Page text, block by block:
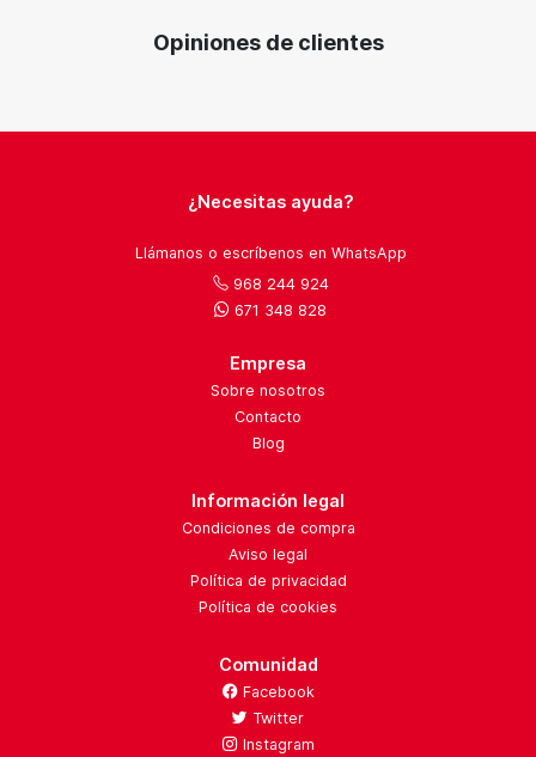
Opiniones de clientes
¿Necesitas ayuda?
Llámanos o escríbenos en WhatsApp
968 244 924
671 348 828
Empresa
Sobre nosotros
Contacto
Blog
Información legal
Condiciones de compra
Aviso legal
Política de privacidad
Política de cookies
Comunidad
Facebook
Twitter
Instagram